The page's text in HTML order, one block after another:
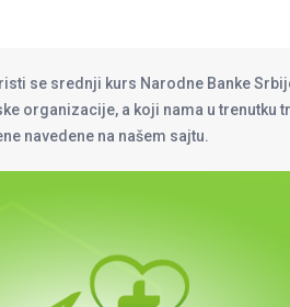
se srednji kurs Narodne Banke
organizacije, a koji nama u trenutku
navedene na našem sajtu.